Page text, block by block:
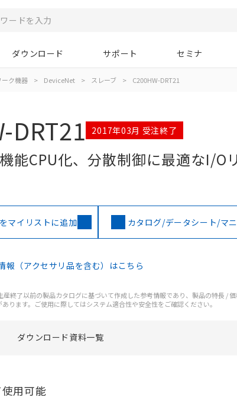
ダウンロード サポート セミナ
ーク機器 > DeviceNet > スレーブ > C200HW-DRT21
DRT21 2017年03月 受注終了
能CPU化、分散制御に最適なI/O
マイリストに追加 カタログ/データシート/マ
報（アクセサリ品を含む）はこちら
終了以前の製品カタログに基づいて作成した参考情報であり、製品の特長 /
ります。ご使用に際してはシステム適合性や安全性をご確認ください。
ダウンロード資料一覧
用可能